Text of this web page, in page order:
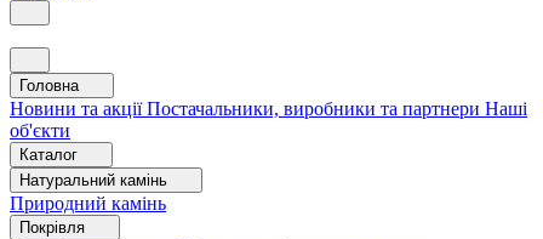
Головна
Новини та акціїПостачальники, виробники та партнери Наші
об'єкти
Каталог
Натуральний камінь
Природний камінь
Покрівля